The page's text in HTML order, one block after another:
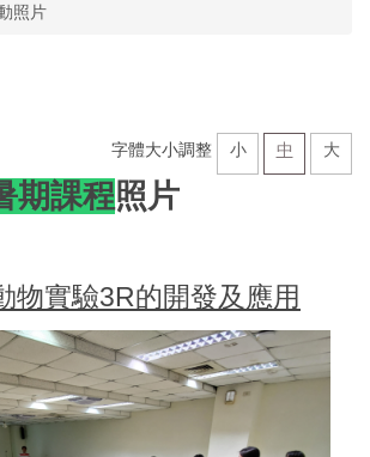
照片
字體大小調整 小 中 大
期課程照片
物實驗3R的開發及應用